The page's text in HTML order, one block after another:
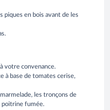
piques en bois avant de les
votre convenance.
à base de tomates cerise,
les tronçons de
poitrine fumée.